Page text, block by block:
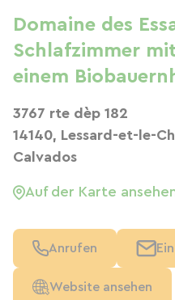
Domaine des
Schlafzimmer
einem
3767 rte dèp 182
14140, Lessard-et-le-
Calvados
Auf der Karte
Anrufen
Website ansehen